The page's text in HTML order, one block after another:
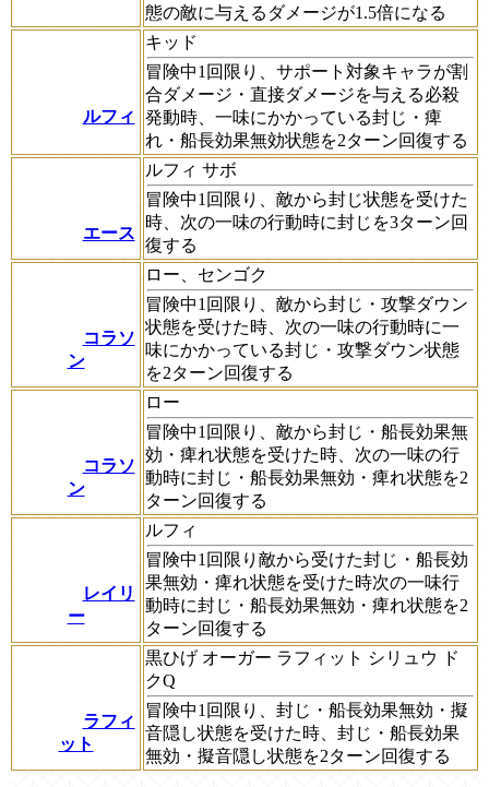
態の敵に与えるダメージが1.5倍になる
ルフィ
キッド
冒険中1回限り、サポート対象キャラが割
合ダメージ・直接ダメージを与える必殺
発動時、一味にかかっている封じ・痺
れ・船長効果無効状態を2ターン回復する
エース
ルフィ サボ
冒険中1回限り、敵から封じ状態を受けた
時、次の一味の行動時に封じを3ターン回
復する
コラソ
ン
ロー、センゴク
冒険中1回限り、敵から封じ・攻撃ダウン
状態を受けた時、次の一味の行動時に一
味にかかっている封じ・攻撃ダウン状態
を2ターン回復する
コラソ
ン
ロー
冒険中1回限り、敵から封じ・船長効果無
効・痺れ状態を受けた時、次の一味の行
動時に封じ・船長効果無効・痺れ状態を2
ターン回復する
レイリ
ー
ルフィ
冒険中1回限り敵から受けた封じ・船長効
果無効・痺れ状態を受けた時次の一味行
動時に封じ・船長効果無効・痺れ状態を2
ターン回復する
ラフィ
ット
黒ひげ オーガー ラフィット シリュウ ド
クQ
冒険中1回限り、封じ・船長効果無効・擬
音隠し状態を受けた時、封じ・船長効果
無効・擬音隠し状態を2ターン回復する